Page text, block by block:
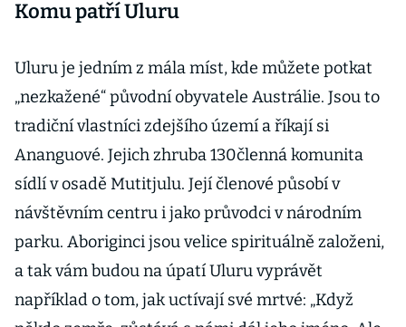
Komu patří Uluru
Uluru je jedním z mála míst, kde můžete potkat
„nezkažené“ původní obyvatele Austrálie. Jsou to
tradiční vlastníci zdejšího území a říkají si
Ananguové. Jejich zhruba 130členná komunita
sídlí v osadě Mutitjulu. Její členové působí v
návštěvním centru i jako průvodci v národním
parku. Aboriginci jsou velice spirituálně založeni,
a tak vám budou na úpatí Uluru vyprávět
například o tom, jak uctívají své mrtvé: „Když